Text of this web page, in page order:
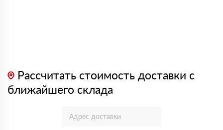
Рассчитать стоимость доставки с
ближайшего склада